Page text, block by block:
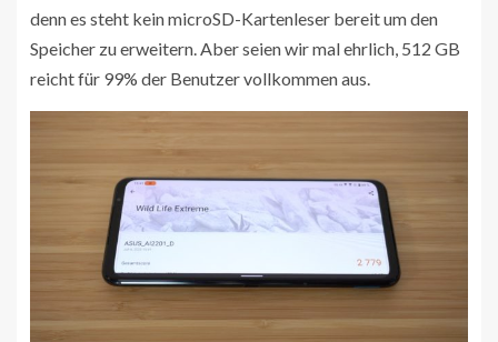
denn es steht kein microSD-Kartenleser bereit um den
Speicher zu erweitern. Aber seien wir mal ehrlich, 512 GB
reicht für 99% der Benutzer vollkommen aus.